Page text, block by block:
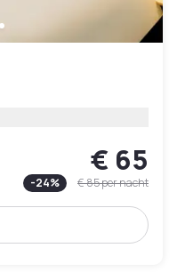
€ 65
-24% € 85per nacht